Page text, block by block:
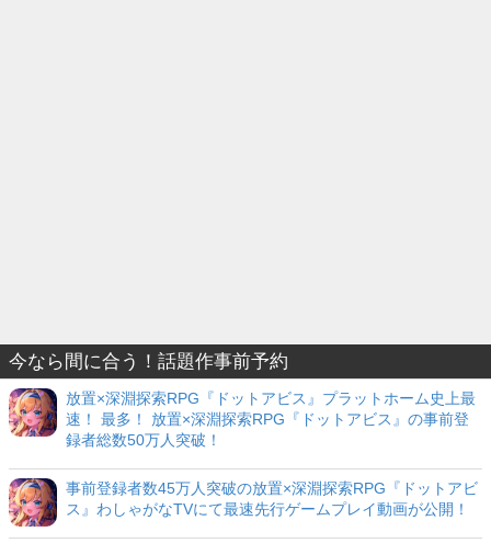
今なら間に合う！話題作事前予約
放置×深淵探索RPG『ドットアビス』プラットホーム史上最
速！ 最多！ 放置×深淵探索RPG『ドットアビス』の事前登
録者総数50万人突破！
事前登録者数45万人突破の放置×深淵探索RPG『ドットアビ
ス』わしゃがなTVにて最速先行ゲームプレイ動画が公開！